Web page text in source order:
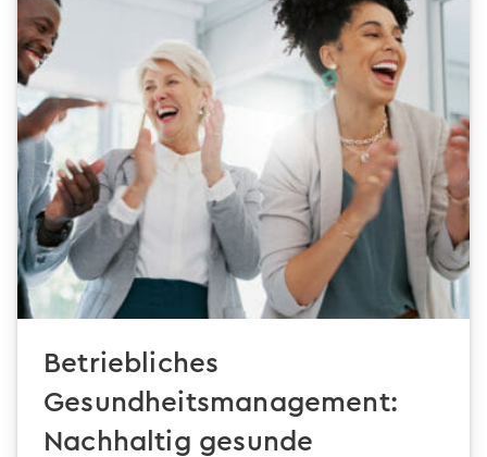
Betriebliches
Gesundheitsmanagement:
Nachhaltig gesunde